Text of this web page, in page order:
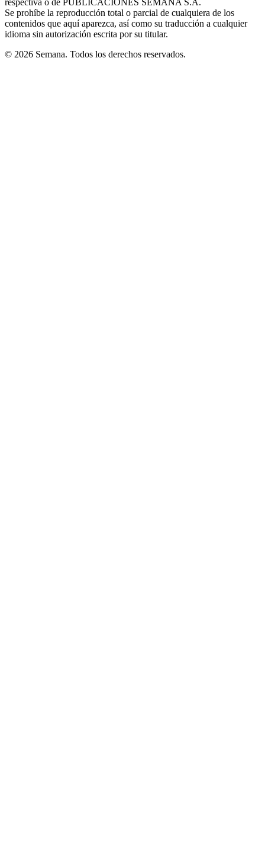
window
Se prohíbe la reproducción total o parcial de cualquiera de los
contenidos que aquí aparezca, así como su traducción a cualquier
idioma sin autorización escrita por su titular.
© 2026 Semana. Todos los derechos reservados.